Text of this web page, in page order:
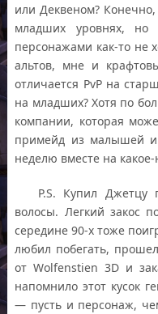
или Деквеном?
младших уровнях, но
персонажами как-то не
альтов, мне и
отличается PvP на
на младших? Хотя по
компании, которая
примейд из малышей
неделю вместе на
P.S. Купил Джетцу
волосы. Легкий закос
середине 90-х тоже
любил побегать,
от Wolfenstien 3D и
напомнило этот кусок
— пусть и персонаж,